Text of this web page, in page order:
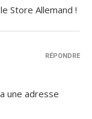
Store Allemand !
une adresse
RÉPONDRE